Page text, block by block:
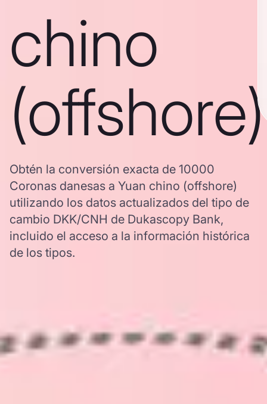
chino
(offshore)
Obtén la conversión exacta de 10000
Coronas danesas a Yuan chino (offshore)
utilizando los datos actualizados del tipo de
cambio DKK/CNH de Dukascopy Bank,
incluido el acceso a la información histórica
de los tipos.